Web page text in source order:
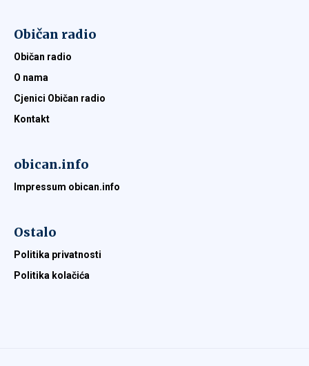
Običan radio
Običan radio
O nama
Cjenici Običan radio
Kontakt
obican.info
Impressum obican.info
Ostalo
Politika privatnosti
Politika kolačića